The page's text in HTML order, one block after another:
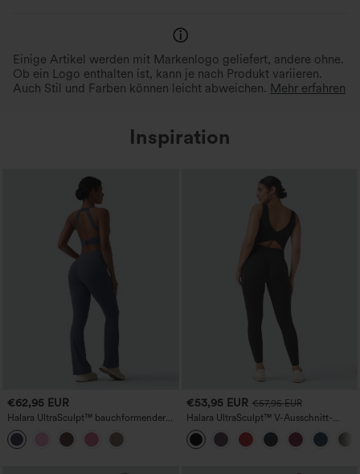
Einige Artikel werden mit Markenlogo geliefert, andere ohne.
Ob ein Logo enthalten ist, kann je nach Produkt variieren.
Auch Stil und Farben können leicht abweichen. Mehr erfahren
Inspiration
€62,95 EUR
Halara UltraSculpt™ bauchformender
Bootcut-Trainingsjumpsuit mit Taschen
- Easy Peezy Edition
€53,95 EUR €57,95 EUR
Halara UltraSculpt™ V-Ausschnitt-
Workout-Jumpsuit, bauchformend und
po-hebend, mit Taschen